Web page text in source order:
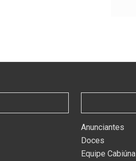
Anunciantes
Doces
Equipe Cabiúna